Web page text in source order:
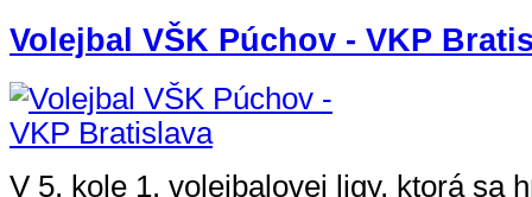
Volejbal VŠK Púchov - VKP
V 5. kole 1. volejbalovej ligy, ktorá sa